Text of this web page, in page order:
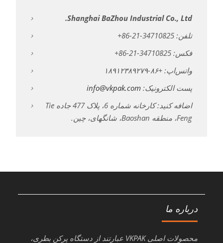
Shanghai BaZhou Industrial Co., Ltd.
تلفن: 34710825-21-86+
فکس: 34710825-21-86+
واتس‌اپ: +۸۶-۱۸۹۱۲۳۸۹۲۷۹
پست الکترونیک: info@vkpak.com
اضافه کنید: کارخانه شماره 6، پلاک 477 جاده Tie
Feng، منطقه Baoshan، شانگهای، چین.
درباره ما
محصولات اصلی VKPAK عبارتند از دستگاه پرکن بطری،